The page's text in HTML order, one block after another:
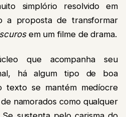
simplório resolvido em
a proposta de transformar
em um filme de drama.
que acompanha seu
há algum tipo de boa
texto se mantém medíocre
namorados como qualquer